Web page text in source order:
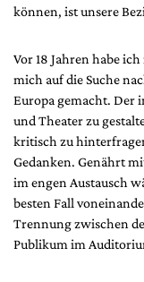
können, ist unsere
Vor 18 Jahren habe
mich auf die Suche
Europa gemacht. Der
und Theater zu
kritisch zu
Gedanken. Genährt
im engen Austausch
besten Fall
Trennung zwischen
Publikum im